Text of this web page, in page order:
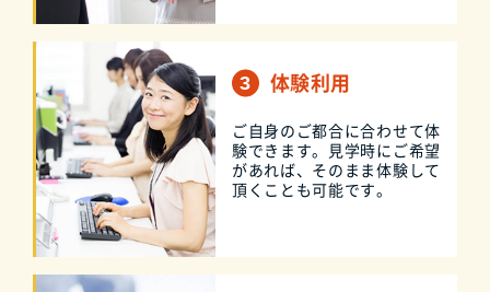
体験利用
ご自身のご都合に合わせて体
験できます。見学時にご希望
があれば、そのまま体験して
頂くことも可能です。